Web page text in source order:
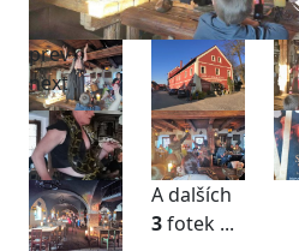
prev
next
A dalších
3fotek ...